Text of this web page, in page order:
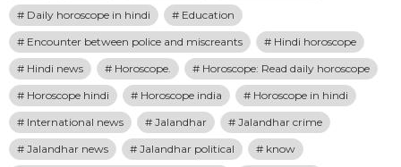
Daily horoscope in hindi
Education
Encounter between police and miscreants
Hindi horoscope
Hindi news
Horoscope.
Horoscope: Read daily horoscope
Horoscope hindi
Horoscope india
Horoscope in hindi
International news
Jalandhar
Jalandhar crime
Jalandhar news
Jalandhar political
know